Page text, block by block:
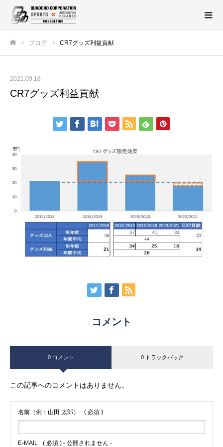
ブログ CR7グッズ利益貢献
2021.09.18
CR7グッズ利益貢献
コメント
0 コメント 0 トラックバック
この記事へのコメントはありません。
名前（例：山田 太郎） ( 必須 )
E-MAIL ( 必須 ) - 公開されません -